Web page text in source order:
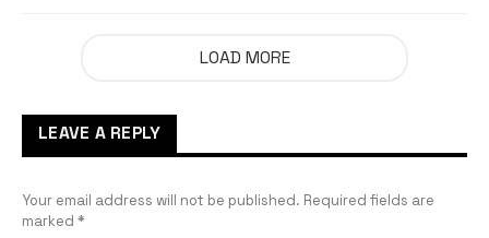
LOAD MORE
LEAVE A REPLY
Your email address will not be published. Required fields are
marked *